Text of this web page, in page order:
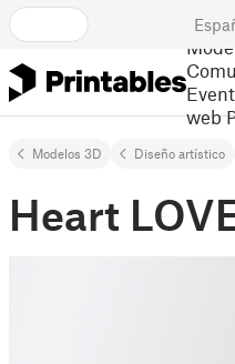
web
Modelos 3D Diseño artístico
Heart